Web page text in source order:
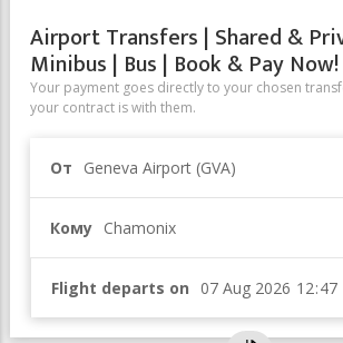
Airport Transfers | Shared &
Minibus | Bus | Book & Pay Now!
Your payment goes directly to your chosen
your contract is with them.
От Geneva Airport (GVA)
Кому Chamonix
Flight departs on